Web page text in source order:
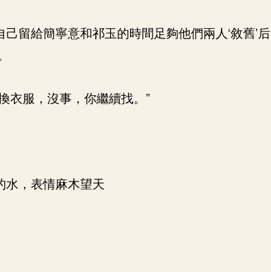
留給簡寧意和祁玉的時間足夠他們兩人‘敘舊’后
衣服，沒事，你繼續找。”
水，表情麻木望天